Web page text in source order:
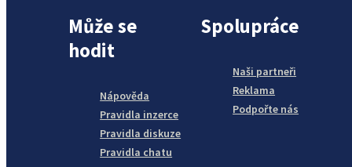
Může se
hodit
Nápověda
Pravidla inzerce
Pravidla diskuze
Pravidla chatu
Spolupráce
Naši partneři
Reklama
Podpořte nás